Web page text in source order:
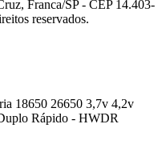
Franca/SP - CEP 14.403-
reservados.
18650 26650 3,7v 4,2v
Rápido - HWDR